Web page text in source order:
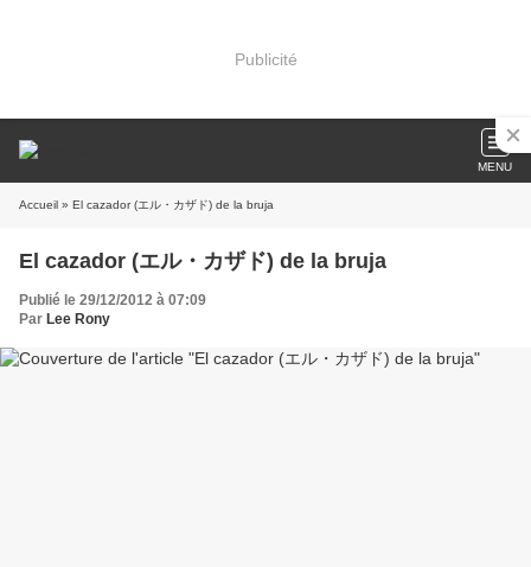
Publicité
MENU
Accueil » El cazador (エル・カザド) de la bruja
El cazador (エル・カザド) de la bruja
Publié le 29/12/2012 à 07:09
Par Lee Rony